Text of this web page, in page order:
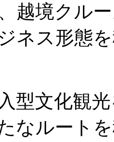
越境クル
ネス形態
型文化観
なルート